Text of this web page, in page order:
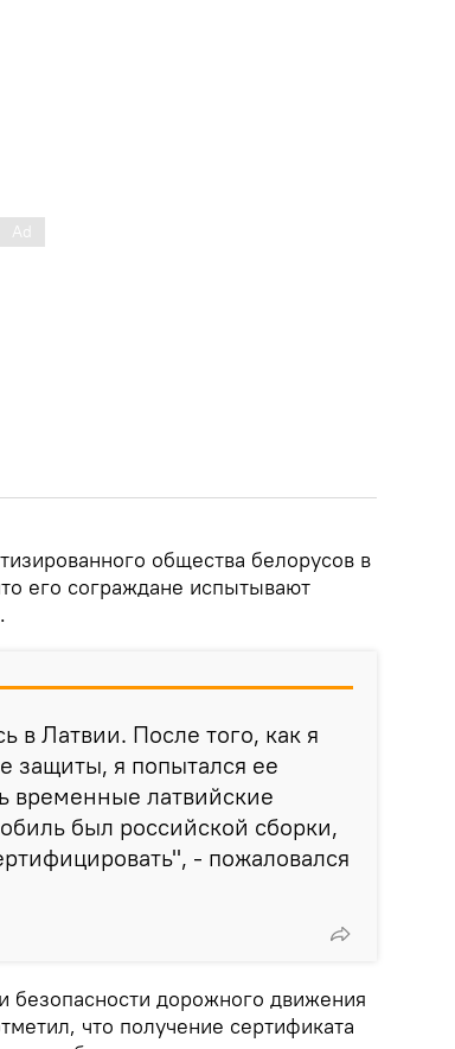
общества белорусов в
его сограждане испытывают
в Латвии. После того, как я
защиты, я попытался ее
временные латвийские
был российской сборки,
- пожаловался
безопасности дорожного движения
что получение сертификата